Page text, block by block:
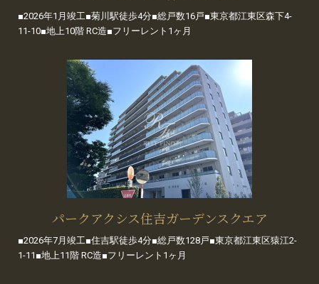
■2026年1月竣工■菊川駅徒歩4分■総戸数16戸■東京都江東区森下4-
11-10■地上10階 RC造■フリーレント1ヶ月
パークアクシス住吉ガーデンスクエア
■2026年7月竣工■住吉駅徒歩4分■総戸数128戸■東京都江東区猿江2-
1-11■地上11階 RC造■フリーレント1ヶ月